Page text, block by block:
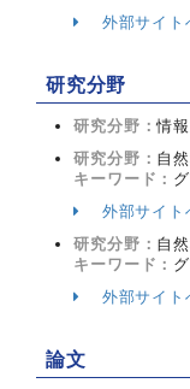
外部サイト
研究分野
研究分野：情
研究分野： 自
キーワード：
外部サイト
研究分野： 自
キーワード：
外部サイト
論文